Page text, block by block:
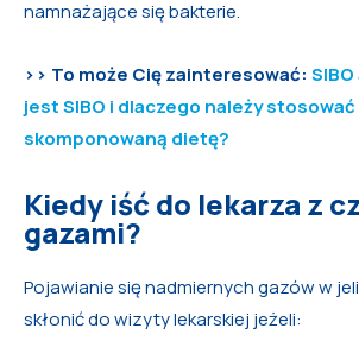
namnażające się bakterie.
>> To może Cię zainteresować:
jest SIBO i dlaczego należy
skomponowaną dietę?
Kiedy iść do lekarza z
gazami?
Pojawianie się nadmiernych gazów w
skłonić do wizyty lekarskiej jeżeli: